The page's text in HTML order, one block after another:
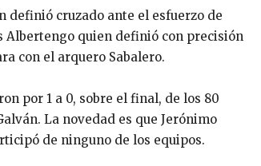
definió cruzado ante el esfuerzo de
Albertengo quien definió con precisión
con el arquero Sabalero.
por 1 a 0, sobre el final, de los 80
La novedad es que Jerónimo
de ninguno de los equipos.